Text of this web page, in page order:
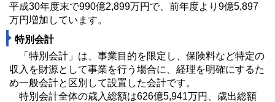
平成30年度末で990億2,899万円で、前年度より9億5,897
万円増加しています。
特別会計
「特別会計」は、事業目的を限定し、保険料など特定の
収入を財源として事業を行う場合に、経理を明確にするた
め一般会計と区別して設置した会計です。
特別会計全体の歳入総額は626億5,941万円、歳出総額